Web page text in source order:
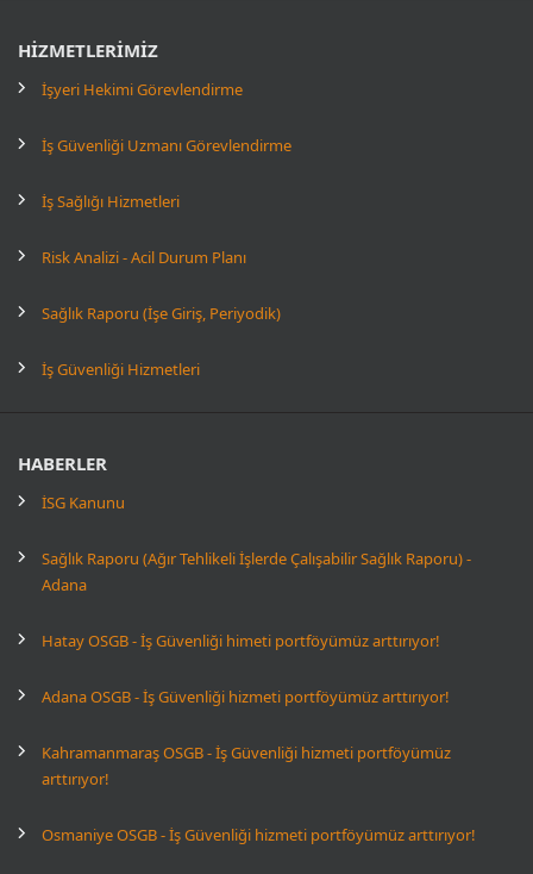
HİZMETLERİMİZ
İşyeri Hekimi Görevlendirme
İş Güvenliği Uzmanı Görevlendirme
İş Sağlığı Hizmetleri
Risk Analizi - Acil Durum Planı
Sağlık Raporu (İşe Giriş, Periyodik)
İş Güvenliği Hizmetleri
HABERLER
İSG Kanunu
Sağlık Raporu (Ağır Tehlikeli İşlerde Çalışabilir Sağlık Raporu) -
Adana
Hatay OSGB - İş Güvenliği himeti portföyümüz arttırıyor!
Adana OSGB - İş Güvenliği hizmeti portföyümüz arttırıyor!
Kahramanmaraş OSGB - İş Güvenliği hizmeti portföyümüz
arttırıyor!
Osmaniye OSGB - İş Güvenliği hizmeti portföyümüz arttırıyor!